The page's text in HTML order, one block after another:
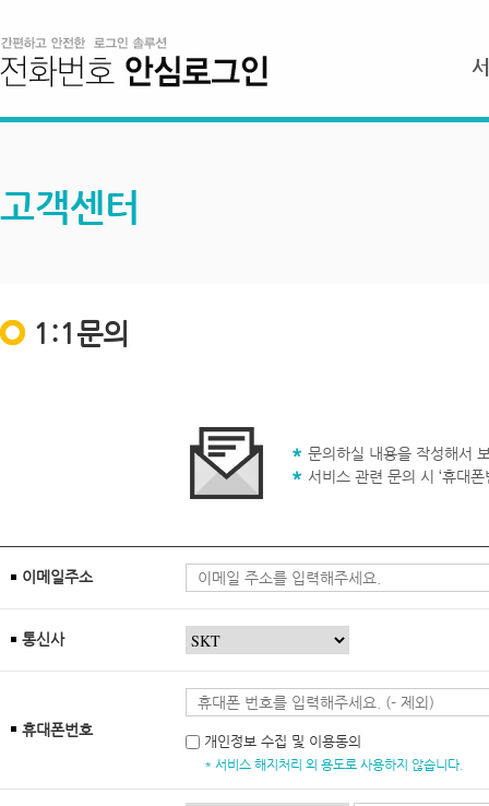
고객센터
1:1문의
문의하실 내용을 작성해서
서비스 관련 문의 시 ‘휴대
이메일주소
통신사
휴대폰번호
개인정보 수집 및 이용동의
* 서비스 해지처리 외 용도로 사용하지 않습니다.